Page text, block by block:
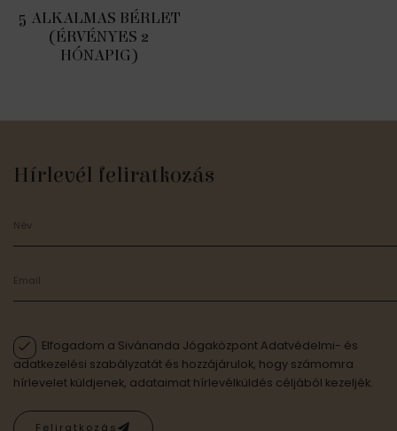
5 ALKALMAS BÉRLET
(ÉRVÉNYES 2
HÓNAPIG)
Hírlevél feliratkozás
Elfogadom a Sivánanda Jógaközpont Adatvédelmi- és
adatkezelési szabályzatát és hozzájárulok, hogy számomra
hírlevelet küldjenek, adataimat hírlevélküldés céljából kezeljék.
Feliratkozás